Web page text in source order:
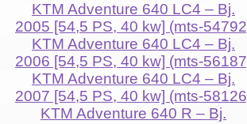
KTM Adventure 640 LC4 – Bj.
2005 [54,5 PS, 40 kw] (mts-
KTM Adventure 640 LC4 – Bj.
2006 [54,5 PS, 40 kw] (mts-
KTM Adventure 640 LC4 – Bj.
2007 [54,5 PS, 40 kw] (mts-
KTM Adventure 640 R – Bj.